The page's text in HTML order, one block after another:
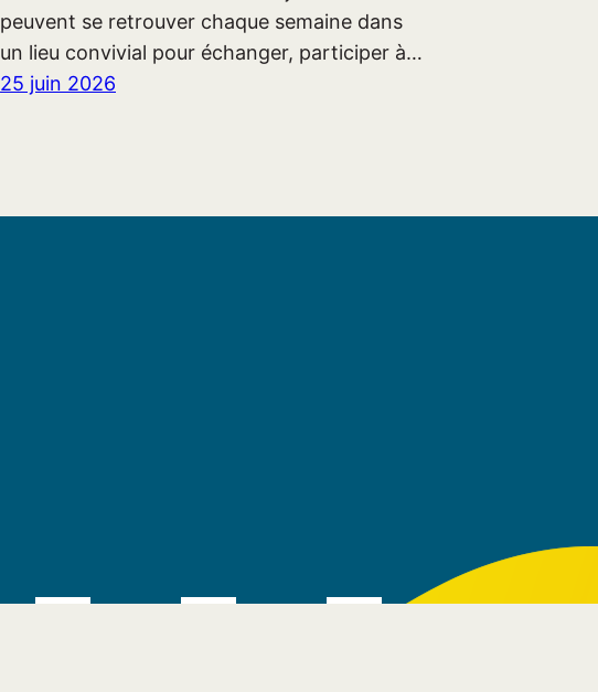
peuvent se retrouver chaque semaine dans
un lieu convivial pour échanger, participer à…
25 juin 2026